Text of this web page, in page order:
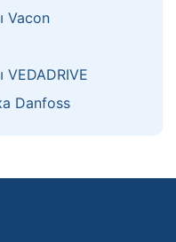
Vacon
Danfoss